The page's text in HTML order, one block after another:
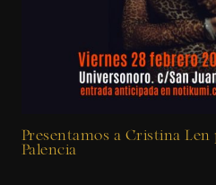
Presentamos a Cristina
Palencia